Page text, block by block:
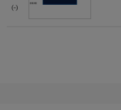
(-)